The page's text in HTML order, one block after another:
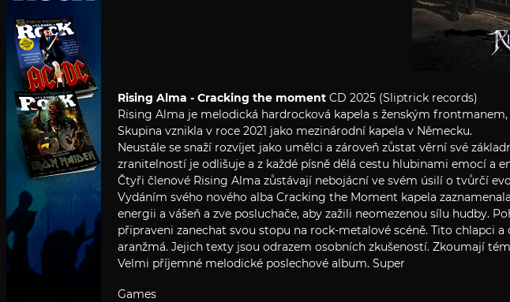
Rising Alma - Cracking the momentCD 2025 (Sliptrick records)
Rising Alma je melodická hardrocková kapela s ženským
Skupina vznikla v roce 2021 jako mezinárodní kapela v Německu.
Neustále se snaží rozvíjet jako umělci a zároveň zůstat věrní své
zranitelností je odlišuje a z každé písně dělá cestu hlubinami emocí a
Čtyři členové Rising Alma zůstávají nebojácní ve svém úsilí o tvůrčí
Vydáním svého nového alba Cracking the Moment kapela
energii a vášeň a zve posluchače, aby zažili neomezenou sílu hudby.
připraveni zanechat svou stopu na rock-metalové scéně. Tito chlapci
aranžmá. Jejich texty jsou odrazem osobních zkušeností. Zkoumají
Velmi příjemné melodické poslechové album. Super
Games